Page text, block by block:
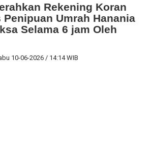
Rekening Koran
Penipuan Umrah Hanania
Selama 6 jam Oleh
10-06-2026 / 14:14 WIB